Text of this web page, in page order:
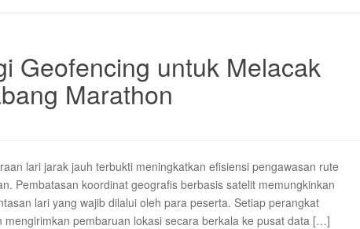
Geofencing untuk Melacak
Marathon
lari jarak jauh terbukti meningkatkan efisiensi pengawasan rute
Pembatasan koordinat geografis berbasis satelit memungkinkan
lari yang wajib dilalui oleh para peserta. Setiap perangkat
pembaruan lokasi secara berkala ke pusat data […]